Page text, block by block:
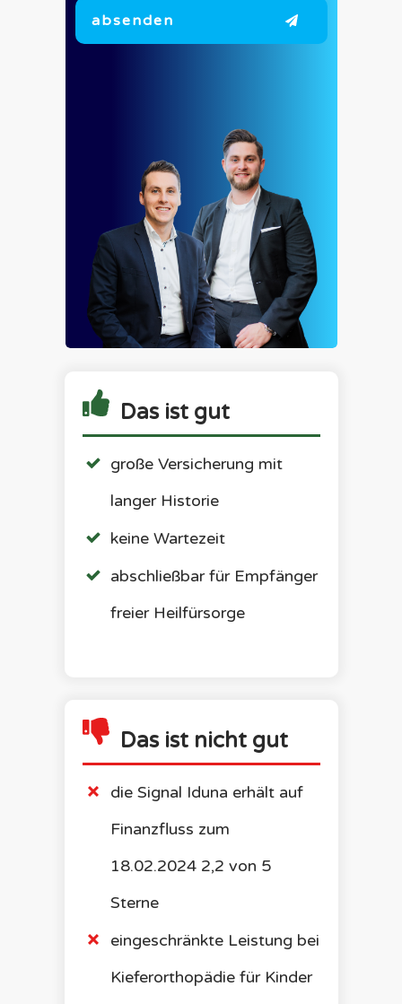
absenden
Das ist gut
große Versicherung mit
langer Historie
keine Wartezeit
abschließbar für Empfänger
freier Heilfürsorge
Das ist nicht gut
die Signal Iduna erhält auf
Finanzfluss zum
18.02.2024 2,2 von 5
Sterne
eingeschränkte Leistung bei
Kieferorthopädie für Kinder